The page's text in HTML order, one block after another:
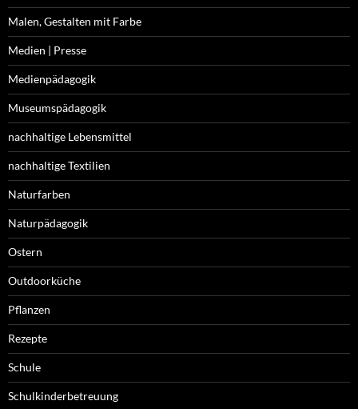
Malen, Gestalten mit Farbe
Medien | Presse
Medienpädagogik
Museumspädagogik
nachhaltige Lebensmittel
nachhaltige Textilien
Naturfarben
Naturpädagogik
Ostern
Outdoorküche
Pflanzen
Rezepte
Schule
Schulkinderbetreuung